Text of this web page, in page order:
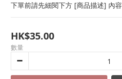
下單前請先細閱下方 [商品描述] 內容
HK$35.00
數量